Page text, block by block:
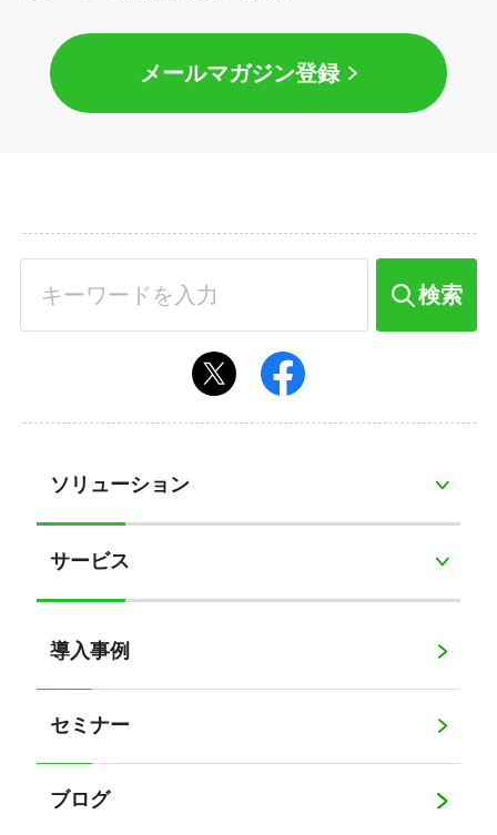
メールマガジン登録
検索
ソリューション
サービス
導入事例
セミナー
ブログ